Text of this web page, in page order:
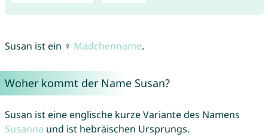
Susan ist ein ♀ Mädchenname.
Woher kommt der Name Susan?
Susan ist eine englische kurze Variante des Namens
Susanna und ist hebräischen Ursprungs.